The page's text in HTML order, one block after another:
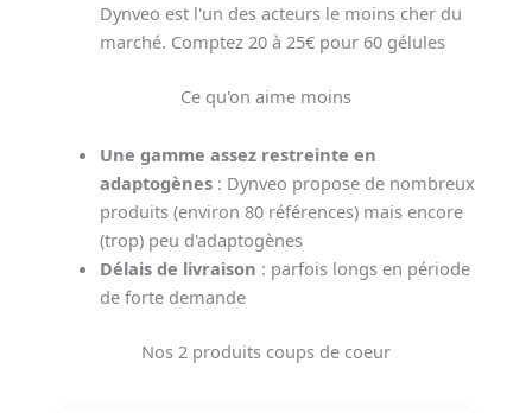
Dynveo est l'un des acteurs le moins cher du
marché. Comptez 20 à 25€ pour 60 gélules
Ce qu'on aime moins
Une gamme assez restreinte en
adaptogènes: Dynveo propose de nombreux
produits (environ 80 références) mais encore
(trop) peu d'adaptogènes
Délais de livraison : parfois longs en période
de forte demande
Nos 2 produits coups de coeur